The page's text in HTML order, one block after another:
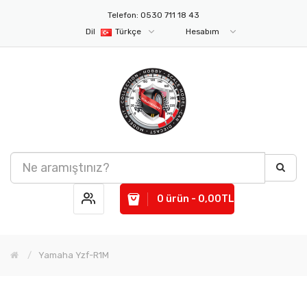
Telefon: 0530 711 18 43
Dil
Türkçe Hesabım
0 ürün - 0,00TL
Yamaha Yzf-R1M